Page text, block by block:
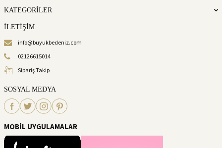
KATEGORİLER
İLETİŞİM
info@buyukbedeniz.com
02126615014
Sipariş Takip
SOSYAL MEDYA
MOBİL UYGULAMALAR